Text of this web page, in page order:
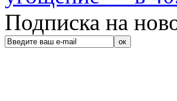
Подписка на